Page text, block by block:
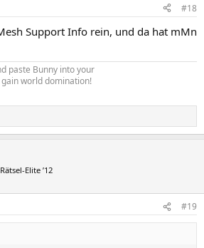
#18
Support Info rein, und da hat mMn
paste Bunny into your
gain world domination!
Elite ’12
#19